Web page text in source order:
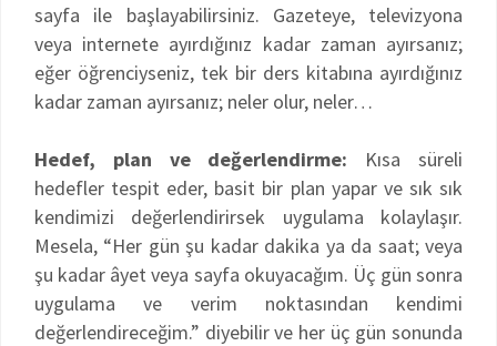
sayfa ile başlayabilirsiniz. Gazeteye, televizyona
veya internete ayırdığınız kadar zaman ayırsanız;
eğer öğrenciyseniz, tek bir ders kitabına ayırdığınız
kadar zaman ayırsanız; neler olur, neler…
Hedef, plan ve değerlendirme: Kısa süreli
hedefler tespit eder, basit bir plan yapar ve sık sık
kendimizi değerlendirirsek uygulama kolaylaşır.
Mesela, “Her gün şu kadar dakika ya da saat; veya
şu kadar âyet veya sayfa okuyacağım. Üç gün sonra
uygulama ve verim noktasından kendimi
değerlendireceğim.” diyebilir ve her üç gün sonunda